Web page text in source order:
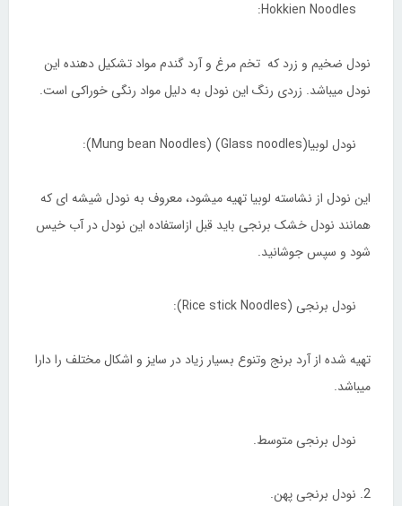
نودل ضخیم و زرد که تخم مرغ و آرد گندم مواد تشکیل دهنده این
نودل میباشد. زردی رنگ این نودل به دلیل مواد رنگی خوراکی است.
نودل لوبیا(Glass noodles) (Mung bean Noodles):
این نودل از نشاسته لوبیا تهیه میشود، معروف به نودل شیشه ای که
همانند نودل خشک برنجی باید قبل ازاستفاده این نودل در آب خیس
شود و سپس جوشانید.
نودل برنجی (Rice stick Noodles):
تهیه شده از آرد برنج وتنوع بسیار زیاد در سایز و اشکال مختلف را دارا
میباشد.
نودل برنجی متوسط.
2. نودل برنجی پهن.